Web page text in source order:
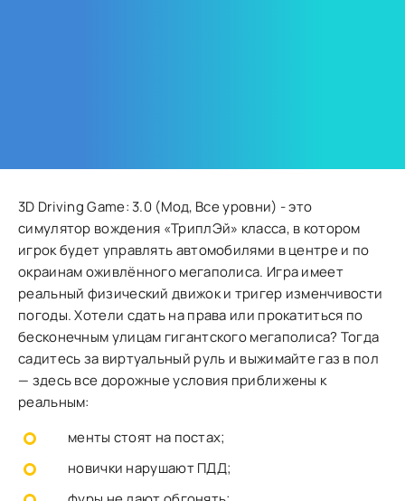
3D Driving Game: 3.0 (Мод, Все уровни) - это
симулятор вождения «ТриплЭй» класса, в котором
игрок будет управлять автомобилями в центре и по
окраинам оживлённого мегаполиса. Игра имеет
реальный физический движок и тригер изменчивости
погоды. Хотели сдать на права или прокатиться по
бесконечным улицам гигантского мегаполиса? Тогда
садитесь за виртуальный руль и выжимайте газ в пол
— здесь все дорожные условия приближены к
реальным:
менты стоят на постах;
новички нарушают ПДД;